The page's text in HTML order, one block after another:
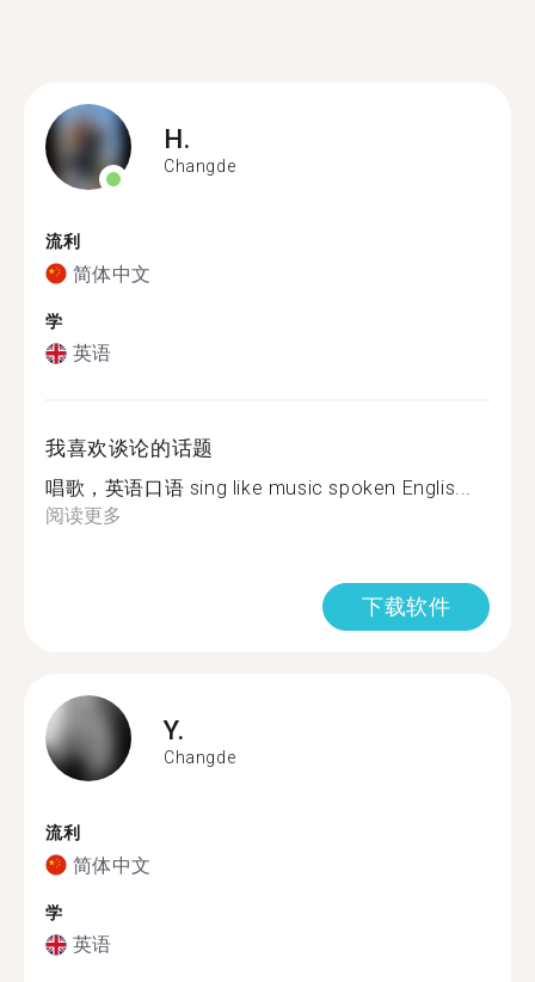
H.
Changde
流利
简体中文
学
英语
我喜欢谈论的话题
唱歌，英语口语 sing like music spoken Englis...
阅读更多
下载软件
Y.
Changde
流利
简体中文
学
英语